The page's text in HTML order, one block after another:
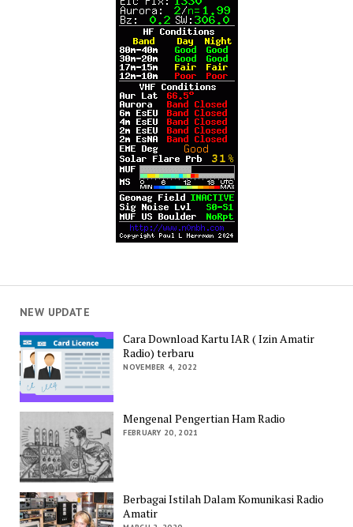
NEW UPDATE
Cara Download Kartu IAR ( Izin Amatir
Radio) terbaru
NOVEMBER 4, 2022
Mengenal Pengertian Ham Radio
FEBRUARY 20, 2021
Berbagai Istilah Dalam Komunikasi Radio
Amatir